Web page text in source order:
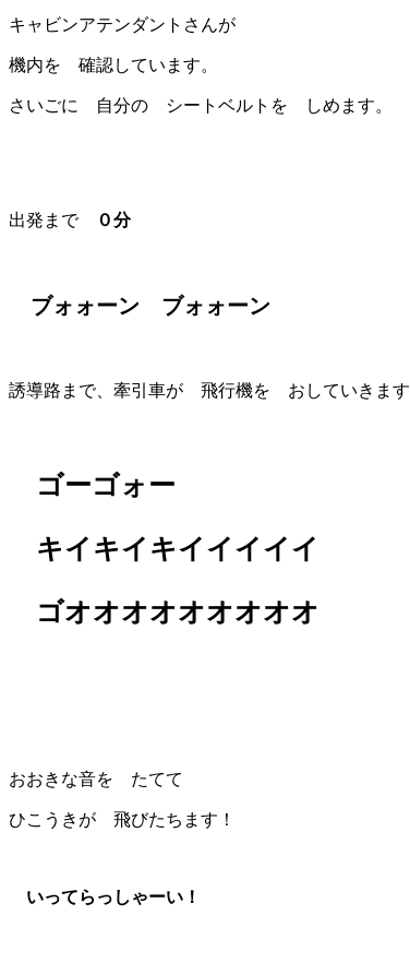
キャビンアテンダントさんが
機内を 確認しています。
さいごに 自分の シートベルトを しめます。
出発まで０分
ブォォーン ブォォーン
誘導路まで、牽引車が 飛行機を おしていきます
ゴーゴォー
キイキイキイイイイイ
ゴオオオオオオオオオ
おおきな音を たてて
ひこうきが 飛びたちます！
いってらっしゃーい！